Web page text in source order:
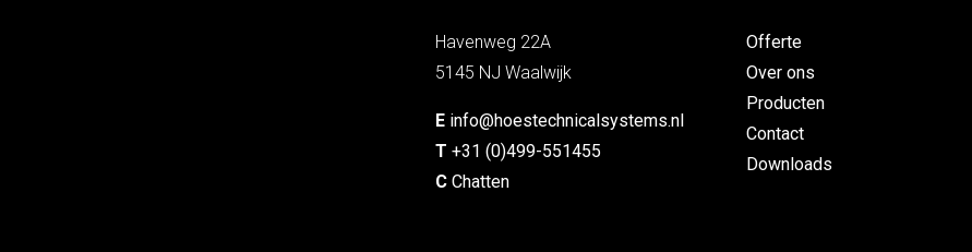
Havenweg 22A
5145 NJ Waalwijk
E info@hoestechnicalsystems.nl
T +31 (0)499-551455
C Chatten
Offerte
Over ons
Producten
Contact
Downloads